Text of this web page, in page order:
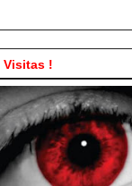
Visitas !